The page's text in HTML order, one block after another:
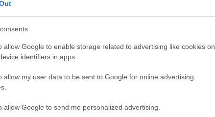
allow Google to enable storage related to advertising like cookies on
identifiers in apps.
allow my user data to be sent to Google for online advertising
allow Google to send me personalized advertising.
ferată din Europa se circulă de aproape 150 de